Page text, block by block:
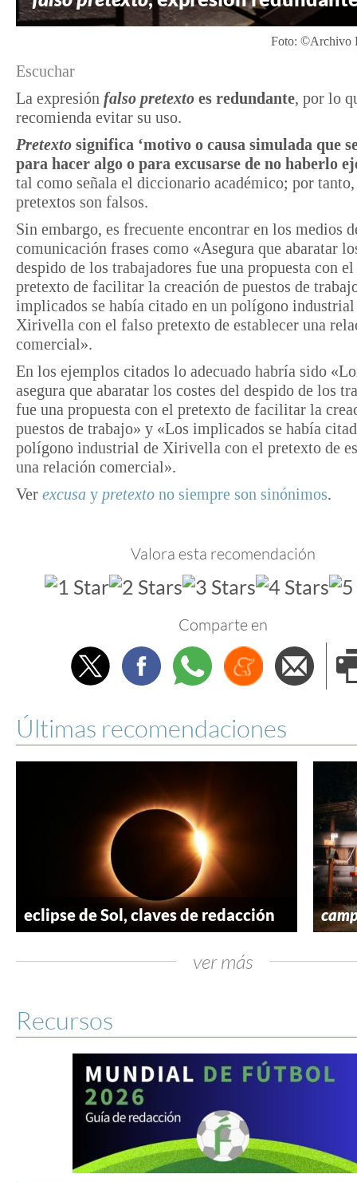
Foto: ©Archivo
Escuchar
La expresión falso pretexto es redundante, por lo
recomienda evitar su uso.
Pretexto significa ‘motivo o causa simulada que
para hacer algo o para excusarse de no haberlo
tal como señala el diccionario académico; por
pretextos son falsos.
Sin embargo, es frecuente encontrar en los medios
comunicación frases como «Asegura que abaratar
despido de los trabajadores fue una propuesta con
pretexto de facilitar la creación de puestos de
implicados se había citado en un polígono industrial
Xirivella con el falso pretexto de establecer una
comercial».
En los ejemplos citados lo adecuado habría sido
asegura que abaratar los costes del despido de los
fue una propuesta con el pretexto de facilitar la
puestos de trabajo» y «Los implicados se había
polígono industrial de Xirivella con el pretexto de
una relación comercial».
Ver excusa y pretexto no siempre son sinónimos.
Valora esta recomendación
Comparte en
TwitterFacebookWhatsappMenéame
Últimas recomendaciones
eclipse de Sol, claves de redacción
ver más
Recursos